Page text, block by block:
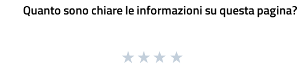
Quanto sono chiare le informazioni su questa pagina?